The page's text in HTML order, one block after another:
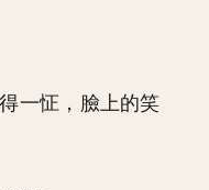
一怔，臉上的笑